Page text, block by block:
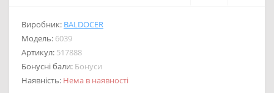
Виробник: BALDOCER
Модель: 6039
Артикул: 517888
Бонусні бали: Бонуси
Наявність: Нема в наявності